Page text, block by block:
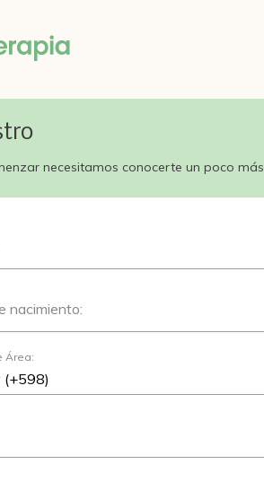
necesitamos conocerte un poco más
nacimiento:
Área: